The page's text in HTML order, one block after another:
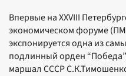
Впервые на XXVIII
экономическом форуме
экспонируется одна из
подлинный орден
маршал СССР